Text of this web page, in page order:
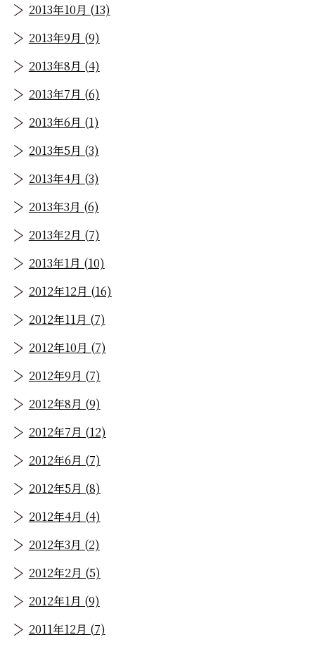
2013年10月 (13)
2013年9月 (9)
2013年8月 (4)
2013年7月 (6)
2013年6月 (1)
2013年5月 (3)
2013年4月 (3)
2013年3月 (6)
2013年2月 (7)
2013年1月 (10)
2012年12月 (16)
2012年11月 (7)
2012年10月 (7)
2012年9月 (7)
2012年8月 (9)
2012年7月 (12)
2012年6月 (7)
2012年5月 (8)
2012年4月 (4)
2012年3月 (2)
2012年2月 (5)
2012年1月 (9)
2011年12月 (7)